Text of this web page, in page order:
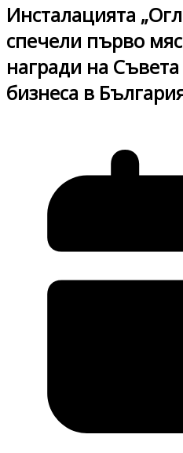
Инсталацията
спечели първо
награди на
бизнеса в